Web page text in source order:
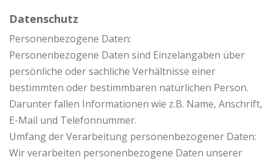
Datenschutz
Personenbezogene Daten:
Personenbezogene Daten sind Einzelangaben über
persönliche oder sachliche Verhältnisse einer
bestimmten oder bestimmbaren natürlichen Person.
Darunter fallen Informationen wie z.B. Name, Anschrift,
E-Mail und Telefonnummer.
Umfang der Verarbeitung personenbezogener Daten:
Wir verarbeiten personenbezogene Daten unserer